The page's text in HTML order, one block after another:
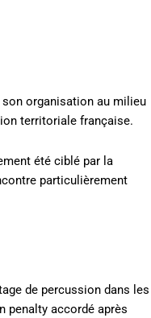
son organisation au milieu
territoriale française.
été ciblé par la
particulièrement
de percussion dans les
penalty accordé après